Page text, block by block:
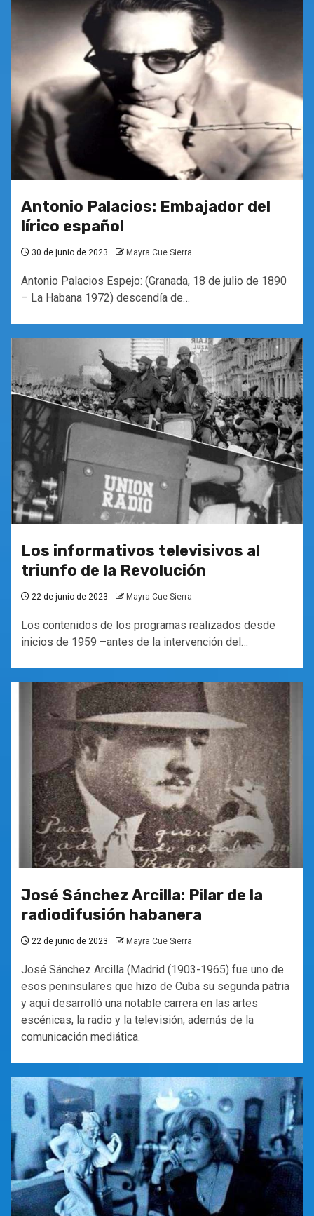
Antonio Palacios: Embajador del
lírico español
30 de junio de 2023 Mayra Cue Sierra
Antonio Palacios Espejo: (Granada, 18 de julio de 1890
– La Habana 1972) descendía de…
Los informativos televisivos al
triunfo de la Revolución
22 de junio de 2023 Mayra Cue Sierra
Los contenidos de los programas realizados desde
inicios de 1959 –antes de la intervención del…
José Sánchez Arcilla: Pilar de la
radiodifusión habanera
22 de junio de 2023 Mayra Cue Sierra
José Sánchez Arcilla (Madrid (1903-1965) fue uno de
esos peninsulares que hizo de Cuba su segunda patria
y aquí desarrolló una notable carrera en las artes
escénicas, la radio y la televisión; además de la
comunicación mediática.